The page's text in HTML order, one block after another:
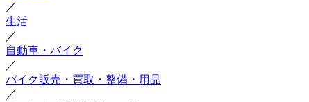
／
生活
／
自動車・バイク
／
バイク販売・買取・整備・用品
／